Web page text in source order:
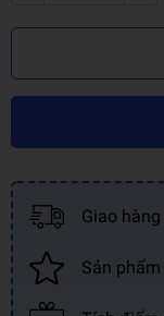
Giao
Sản